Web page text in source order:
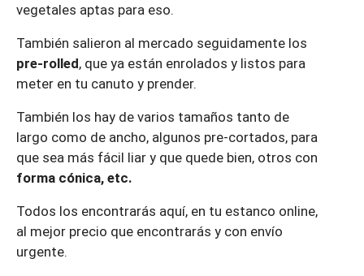
vegetales aptas para eso.
También salieron al mercado seguidamente los
pre-rolled, que ya están enrolados y listos para
meter en tu canuto y prender.
También los hay de varios tamaños tanto de
largo como de ancho, algunos pre-cortados, para
que sea más fácil liar y que quede bien, otros con
forma cónica, etc.
Todos los encontrarás aquí, en tu estanco online,
al mejor precio que encontrarás y con envío
urgente.